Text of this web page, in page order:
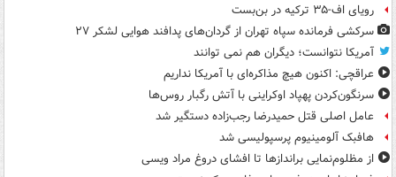
رویای اف-۳۵ ترکیه در بن‌بست
سرکشی فرمانده سپاه تهران از گردان‌های پدافند هوایی لشکر ۲۷
آمریکا نتوانست؛ دیگران هم نمی توانند
عراقچی: اکنون هیچ مذاکره‌ای با آمریکا نداریم
سرنگون‌کردن پهپاد اوکراینی با آتش رگبار روس‌ها
عامل اصلی قتل حمیدرضا رجب‌زاده دستگیر شد
هافبک آلومینیوم پرسپولیسی شد
از مظلوم‌نمایی براندازها تا افشای دروغ مراد ویسی